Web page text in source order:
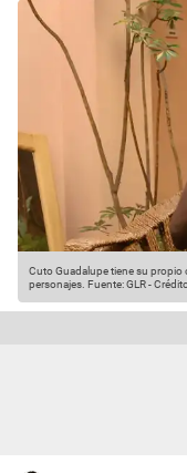
Cuto Guadalupe tiene su propio
personajes. Fuente: GLR-